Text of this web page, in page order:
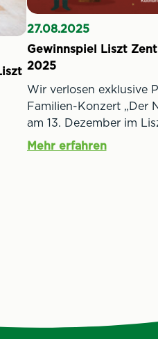
27.08.2025
Gewinnspiel Liszt
2025
Wir verlosen exklusive
Familien-Konzert „Der
am 13. Dezember im
Raiding.
Mehr erfahren